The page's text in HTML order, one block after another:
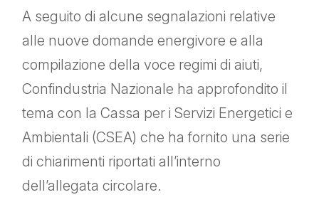
A seguito di alcune segnalazioni relative
alle nuove domande energivore e alla
compilazione della voce regimi di aiuti,
Confindustria Nazionale ha approfondito il
tema con la Cassa per i Servizi Energetici e
Ambientali (CSEA) che ha fornito una serie
di chiarimenti riportati all’interno
dell’allegata circolare.